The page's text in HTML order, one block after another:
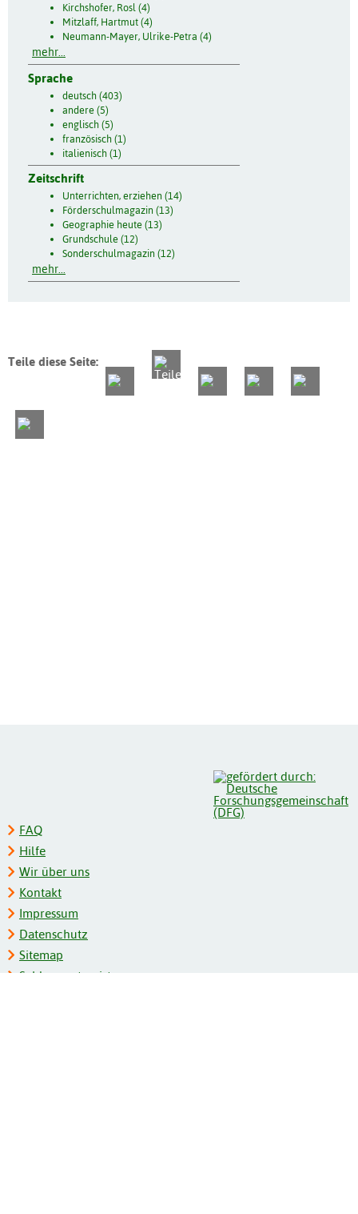
Kirchshofer, Rosl (4)
Mitzlaff, Hartmut (4)
Neumann-Mayer, Ulrike-Petra (4)
mehr...
Sprache
deutsch (403)
andere (5)
englisch (5)
französisch (1)
italienisch (1)
Zeitschrift
Unterrichten, erziehen (14)
Förderschulmagazin (13)
Geographie heute (13)
Grundschule (12)
Sonderschulmagazin (12)
mehr...
Teile diese Seite:
FAQ
Hilfe
Wir über uns
Kontakt
Impressum
Datenschutz
Sitemap
Schlagwortregister